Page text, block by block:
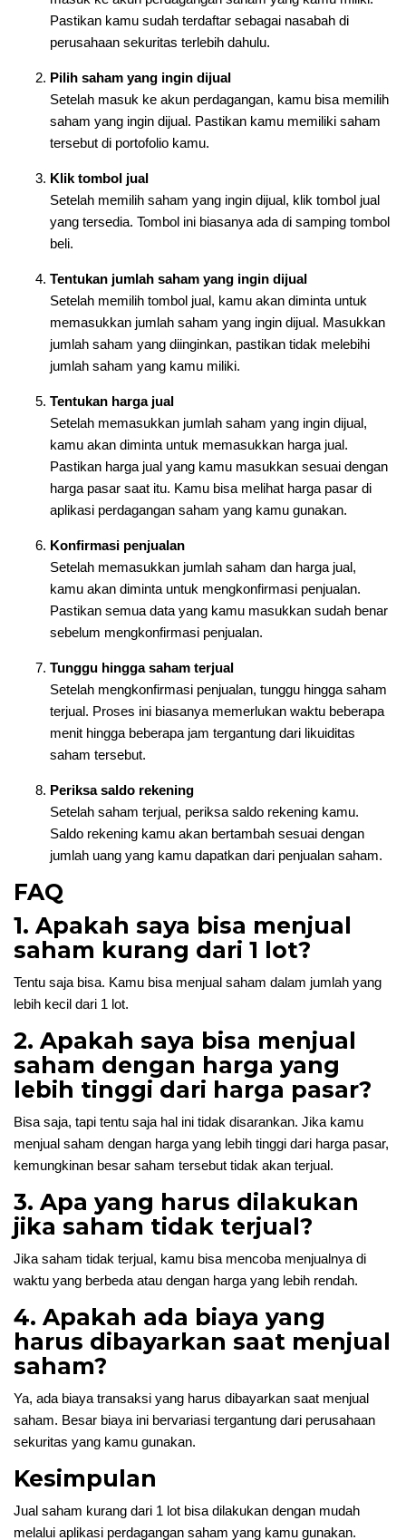
Pastikan kamu sudah terdaftar sebagai nasabah di
perusahaan sekuritas terlebih dahulu.
Pilih saham yang ingin dijual
Setelah masuk ke akun perdagangan, kamu bisa memilih
saham yang ingin dijual. Pastikan kamu memiliki saham
tersebut di portofolio kamu.
Klik tombol jual
Setelah memilih saham yang ingin dijual, klik tombol jual
yang tersedia. Tombol ini biasanya ada di samping tombol
beli.
Tentukan jumlah saham yang ingin dijual
Setelah memilih tombol jual, kamu akan diminta untuk
memasukkan jumlah saham yang ingin dijual. Masukkan
jumlah saham yang diinginkan, pastikan tidak melebihi
jumlah saham yang kamu miliki.
Tentukan harga jual
Setelah memasukkan jumlah saham yang ingin dijual,
kamu akan diminta untuk memasukkan harga jual.
Pastikan harga jual yang kamu masukkan sesuai dengan
harga pasar saat itu. Kamu bisa melihat harga pasar di
aplikasi perdagangan saham yang kamu gunakan.
Konfirmasi penjualan
Setelah memasukkan jumlah saham dan harga jual,
kamu akan diminta untuk mengkonfirmasi penjualan.
Pastikan semua data yang kamu masukkan sudah benar
sebelum mengkonfirmasi penjualan.
Tunggu hingga saham terjual
Setelah mengkonfirmasi penjualan, tunggu hingga saham
terjual. Proses ini biasanya memerlukan waktu beberapa
menit hingga beberapa jam tergantung dari likuiditas
saham tersebut.
Periksa saldo rekening
Setelah saham terjual, periksa saldo rekening kamu.
Saldo rekening kamu akan bertambah sesuai dengan
jumlah uang yang kamu dapatkan dari penjualan saham.
FAQ
1. Apakah saya bisa menjual
saham kurang dari 1 lot?
Tentu saja bisa. Kamu bisa menjual saham dalam jumlah yang
lebih kecil dari 1 lot.
2. Apakah saya bisa menjual
saham dengan harga yang
lebih tinggi dari harga pasar?
Bisa saja, tapi tentu saja hal ini tidak disarankan. Jika kamu
menjual saham dengan harga yang lebih tinggi dari harga pasar,
kemungkinan besar saham tersebut tidak akan terjual.
3. Apa yang harus dilakukan
jika saham tidak terjual?
Jika saham tidak terjual, kamu bisa mencoba menjualnya di
waktu yang berbeda atau dengan harga yang lebih rendah.
4. Apakah ada biaya yang
harus dibayarkan saat menjual
saham?
Ya, ada biaya transaksi yang harus dibayarkan saat menjual
saham. Besar biaya ini bervariasi tergantung dari perusahaan
sekuritas yang kamu gunakan.
Kesimpulan
Jual saham kurang dari 1 lot bisa dilakukan dengan mudah
melalui aplikasi perdagangan saham yang kamu gunakan.